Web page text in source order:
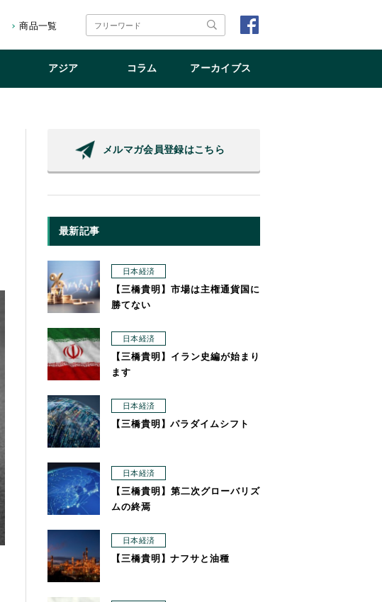
アジア コラム アーカイブス
商品一覧
メルマガ会員登録はこちら
最新記事
日本経済
【三橋貴明】市場は主権通貨国に
勝てない
日本経済
【三橋貴明】イラン史編が始まり
ます
日本経済
【三橋貴明】パラダイムシフト
日本経済
【三橋貴明】第二次グローバリズ
ムの終焉
日本経済
【三橋貴明】ナフサと油種